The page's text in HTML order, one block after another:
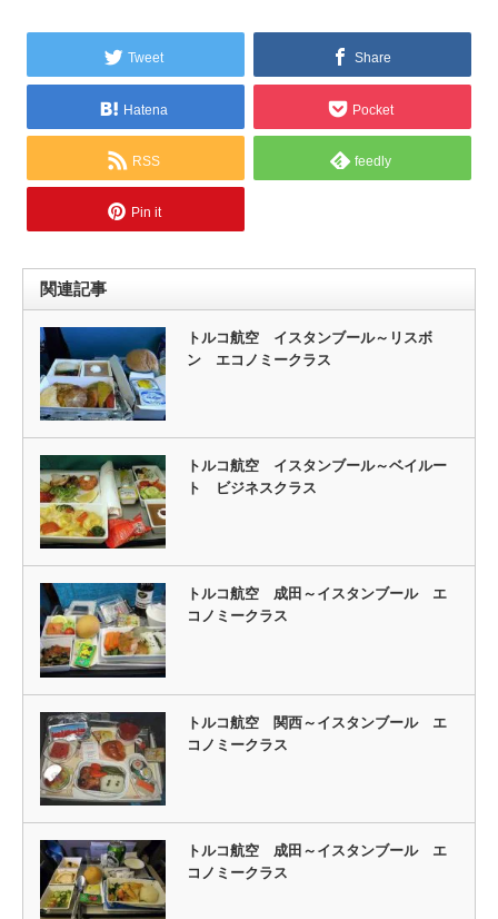
Tweet Share
Hatena Pocket
RSS feedly
Pin it
関連記事
トルコ航空 イスタンブール～リスボ
ン エコノミークラス
トルコ航空 イスタンブール～ベイルー
ト ビジネスクラス
トルコ航空 成田～イスタンブール エ
コノミークラス
トルコ航空 関西～イスタンブール エ
コノミークラス
トルコ航空 成田～イスタンブール エ
コノミークラス